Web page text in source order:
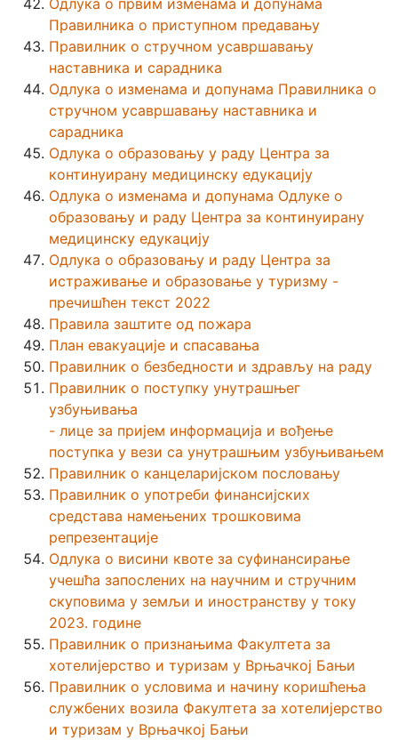
Правилника о приступном предавању
Правилник о стручном усавршавању
наставника и сарадника
Одлука о изменама и допунама Правилника о
стручном усавршавању наставника и
сарадника
Одлука о образовању у раду Центра за
континуирану медицинску едукацију
Одлука о изменама и допунама Одлуке о
образовању и раду Центра за континуирану
медицинску едукацију
Одлука о образовању и раду Центра за
истраживање и образовање у туризму -
пречишћен текст 2022
Правила заштите од пожара
План евакуације и спасавања
Правилник о безбедности и здрављу на раду
Правилник о поступку унутрашњег
узбуњивања
- лице за пријем информација и вођење
поступка у вези са унутрашњим узбуњивањем
Правилник о канцеларијском пословању
Правилник о употреби финансијских
средстава намењених трошковима
репрезентације
Одлука о висини квоте за суфинансирање
учешћа запослених на научним и стручним
скуповима у земљи и иностранству у току
2023. године
Правилник о признањима Факултета за
хотелијерство и туризам у Врњачкој Бањи
Правилник о условима и начину коришћења
службених возила Факултета за хотелијерство
и туризам у Врњачкој Бањи